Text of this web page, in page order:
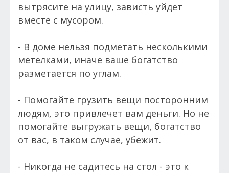
вытрясите на улицу, зависть уйдет
вместе с мусором.
- В доме нельзя подметать несколькими
метелками, иначе ваше богатство
разметается по углам.
- Помогайте грузить вещи посторонним
людям, это привлечет вам деньги. Но не
помогайте выгружать вещи, богатство
от вас, в таком случае, убежит.
- Никогда не садитесь на стол - это к